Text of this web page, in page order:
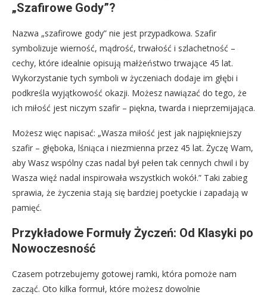
„Szafirowe Gody”?
Nazwa „szafirowe gody” nie jest przypadkowa. Szafir
symbolizuje wierność, mądrość, trwałość i szlachetność –
cechy, które idealnie opisują małżeństwo trwające 45 lat.
Wykorzystanie tych symboli w życzeniach dodaje im głębi i
podkreśla wyjątkowość okazji. Możesz nawiązać do tego, że
ich miłość jest niczym szafir – piękna, twarda i nieprzemijająca.
Możesz więc napisać: „Wasza miłość jest jak najpiękniejszy
szafir – głęboka, lśniąca i niezmienna przez 45 lat. Życzę Wam,
aby Wasz wspólny czas nadal był pełen tak cennych chwil i by
Wasza więź nadal inspirowała wszystkich wokół.” Taki zabieg
sprawia, że życzenia stają się bardziej poetyckie i zapadają w
pamięć.
Przykładowe Formuły Życzeń: Od Klasyki po
Nowoczesność
Czasem potrzebujemy gotowej ramki, która pomoże nam
zacząć. Oto kilka formuł, które możesz dowolnie